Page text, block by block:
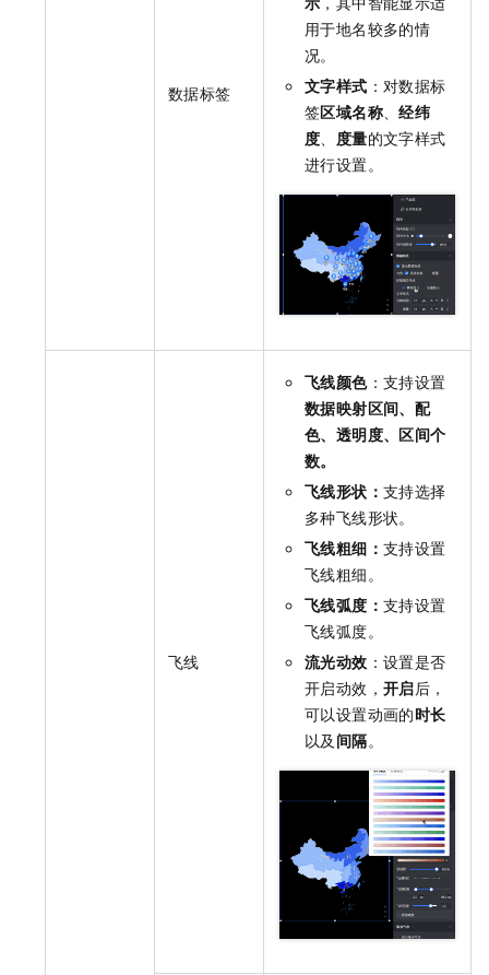
数据标签
用于地名较多的情
况。
文字样式 ：对数据标
签区域名称、经纬
度、 度量的文字样式
进行设置。
飞线
飞线颜色：支持设置
数据映射区间、配
色、透明度、区间个
数。
飞线形状： 支持选择
多种飞线形状。
飞线粗细： 支持设置
飞线粗细。
飞线弧度： 支持设置
飞线弧度。
流光动效 ：设置是否
开启动效， 开启后，
可以设置动画的时长
以及 间隔。